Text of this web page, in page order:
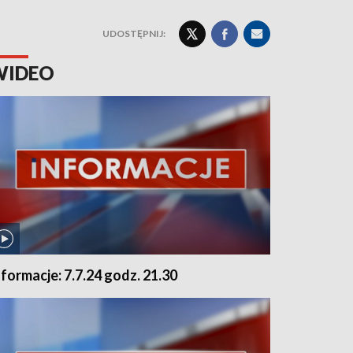
UDOSTĘPNIJ:
7.7.24 godz. 21.30